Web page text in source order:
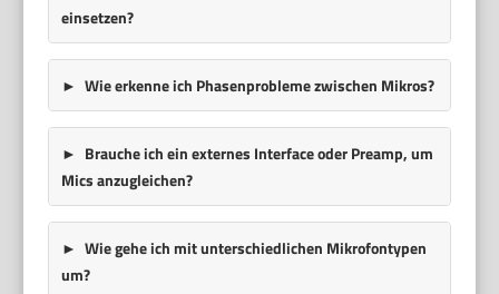
einsetzen?
Wie erkenne ich Phasenprobleme zwischen Mikros?
Brauche ich ein externes Interface oder Preamp, um
Mics anzugleichen?
Wie gehe ich mit unterschiedlichen Mikrofontypen
um?